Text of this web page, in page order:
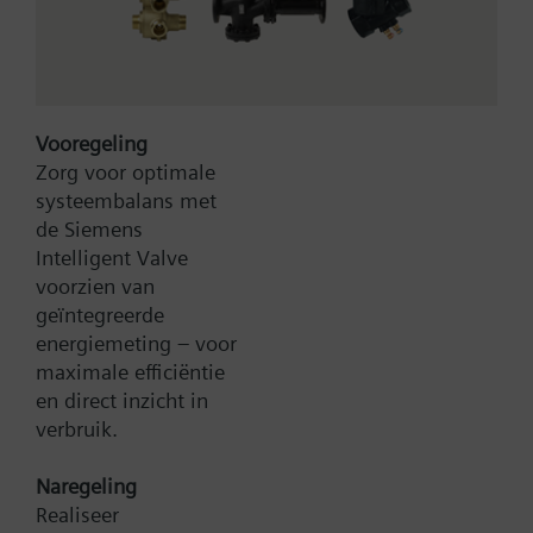
Connect Box (on-premise) "Xlarge" License
Type:
Artikel-Nr.:
Garantie:
Productgroep:
Zoek een vervanger
Documenten
Vooregeling
Zorg voor optimale
systeembalans met
de Siemens
Intelligent Valve
voorzien van
geïntegreerde
energiemeting – voor
maximale efficiëntie
en direct inzicht in
verbruik.
Naregeling
Realiseer